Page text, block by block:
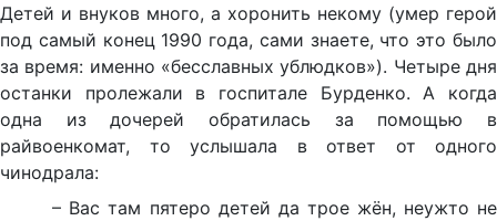
Детей и внуков много, а хоронить некому (умер герой
под самый конец 1990 года, сами знаете, что это было
за время: именно «бесславных ублюдков»). Четыре дня
останки пролежали в госпитале Бурденко. А когда
одна из дочерей обратилась за помощью в
райвоенкомат, то услышала в ответ от одного
чинодрала:
– Вас там пятеро детей да трое жён, неужто не